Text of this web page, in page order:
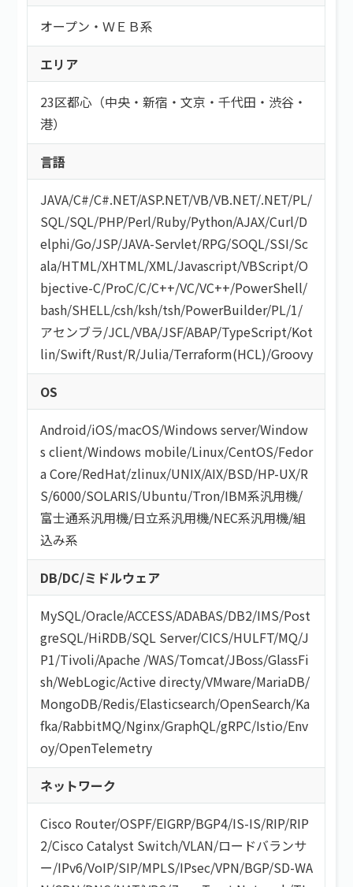
オープン・ＷＥＢ系
エリア
23区都心（中央・新宿・文京・千代田・渋谷・
港）
言語
JAVA/C#/C#.NET/ASP.NET/VB/VB.NET/.NET/PL/
SQL/SQL/PHP/Perl/Ruby/Python/AJAX/Curl/D
elphi/Go/JSP/JAVA-Servlet/RPG/SOQL/SSI/Sc
ala/HTML/XHTML/XML/Javascript/VBScript/O
bjective-C/ProC/C/C++/VC/VC++/PowerShell/
bash/SHELL/csh/ksh/tsh/PowerBuilder/PL/1/
アセンブラ/JCL/VBA/JSF/ABAP/TypeScript/Kot
lin/Swift/Rust/R/Julia/Terraform(HCL)/Groovy
OS
Android/iOS/macOS/Windows server/Window
s client/Windows mobile/Linux/CentOS/Fedor
a Core/RedHat/zlinux/UNIX/AIX/BSD/HP-UX/R
S/6000/SOLARIS/Ubuntu/Tron/IBM系汎用機/
富士通系汎用機/日立系汎用機/NEC系汎用機/組
込み系
DB/DC/ミドルウェア
MySQL/Oracle/ACCESS/ADABAS/DB2/IMS/Post
greSQL/HiRDB/SQL Server/CICS/HULFT/MQ/J
P1/Tivoli/Apache /WAS/Tomcat/JBoss/GlassFi
sh/WebLogic/Active directy/VMware/MariaDB/
MongoDB/Redis/Elasticsearch/OpenSearch/Ka
fka/RabbitMQ/Nginx/GraphQL/gRPC/Istio/Env
oy/OpenTelemetry
ネットワーク
Cisco Router/OSPF/EIGRP/BGP4/IS-IS/RIP/RIP
2/Cisco Catalyst Switch/VLAN/ロードバランサ
ー/IPv6/VoIP/SIP/MPLS/IPsec/VPN/BGP/SD-WA